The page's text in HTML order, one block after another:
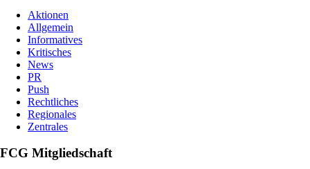
Aktionen
Allgemein
Informatives
Kritisches
News
PR
Push
Rechtliches
Regionales
Zentrales
FCG Mitgliedschaft